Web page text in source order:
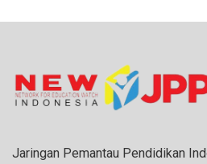
Jaringan Pemantau Pendidikan